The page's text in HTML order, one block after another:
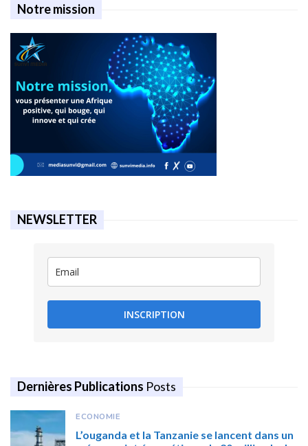
Notre mission
NEWSLETTER
INSCRIPTION
Dernières Publications Posts
ECONOMIE
L’ouganda et la Tanzanie se lancent dans un